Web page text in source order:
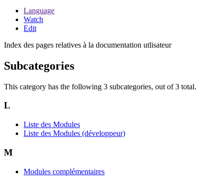
Language
Watch
Edit
Index des pages relatives à la documentation utlisateur
Subcategories
This category has the following 3 subcategories, out of 3 total.
L
Liste des Modules
Liste des Modules (développeur)
M
Modules complémentaires